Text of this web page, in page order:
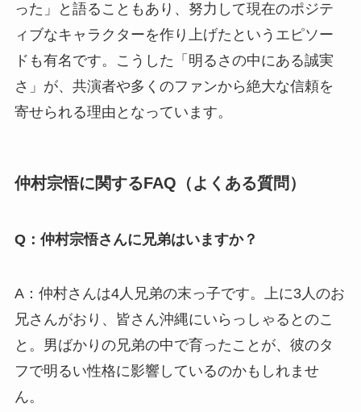
った」と語ることもあり、努力して現在のポジテ
ィブなキャラクターを作り上げたというエピソー
ドも有名です。こうした「明るさの中にある誠実
さ」が、共演者や多くのファンから絶大な信頼を
寄せられる理由となっています。
仲村宗悟に関するFAQ（よくある質問）
Q：仲村宗悟さんに兄弟はいますか？
A：仲村さんは4人兄弟の末っ子です。上に3人のお
兄さんがおり、皆さん沖縄にいらっしゃるとのこ
と。男ばかりの兄弟の中で育ったことが、彼のタ
フで明るい性格に影響しているのかもしれませ
ん。